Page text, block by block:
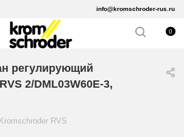
info@kromschroder-rus.ru
0
регулирующий
2/DML03W60E-3,
RVS